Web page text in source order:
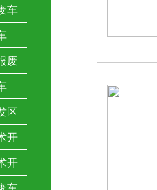
车
废
区
开
开